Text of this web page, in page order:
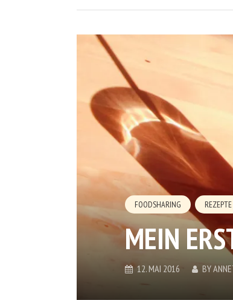
FOODSHARING REZEPTE
MEIN
12. MAI 2016 BY